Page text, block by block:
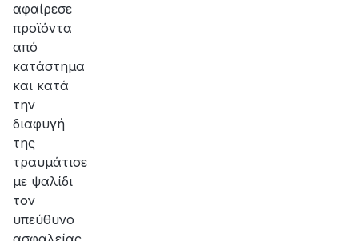
αφαίρεσε
προϊόντα
από
κατάστημα
και κατά
την
διαφυγή
της
τραυμάτισε
με ψαλίδι
τον
υπεύθυνο